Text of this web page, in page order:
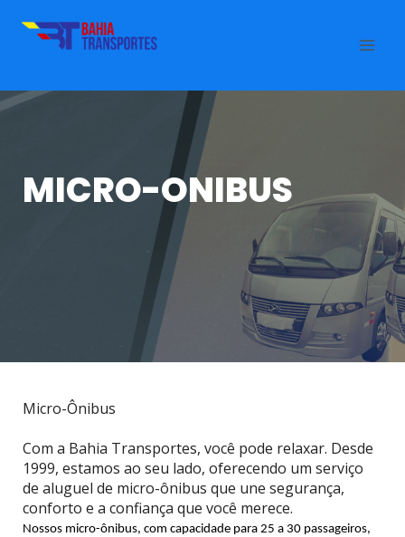
MICRO-ONIBUS
Micro-Ônibus
Com a Bahia Transportes, você pode relaxar. Desde
1999, estamos ao seu lado, oferecendo um serviço
de aluguel de micro-ônibus que une segurança,
conforto e a confiança que você merece.
Nossos micro-ônibus, com capacidade para 25 a 30 passageiros,